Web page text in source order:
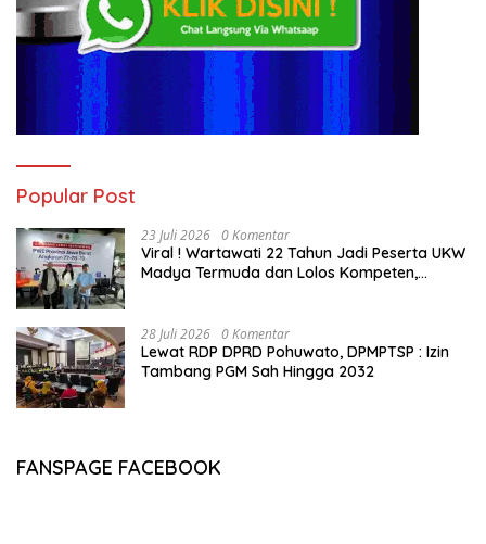
Popular Post
23 Juli 2026 0 Komentar
Viral ! Wartawati 22 Tahun Jadi Peserta UKW
Madya Termuda dan Lolos Kompeten,
28 Juli 2026 0 Komentar
Lewat RDP DPRD Pohuwato, DPMPTSP : Izin
Tambang PGM Sah Hingga 2032
FANSPAGE FACEBOOK